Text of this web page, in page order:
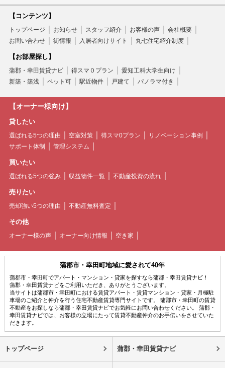
【コンテンツ】
トップページ お知らせ スタッフ紹介 お客様の声
会社概要
お問い合わせ
街情報 入居者向けサイト 丸七住宅紹介制度
【お部屋探し】
蒲郡・幸田賃貸ナビ 得スマ０プラン
愛知工科大学生向け
新築・築浅
ペット可 駅近物件 戸建て パノラマ付き
【オーナー様向け】
貸したい
選ばれる5つの理由 空室対策 得スマ0プラン
リノベーション事例
サポート体制
管理システム
買いたい
選ばれる5つの強み 収益物件一覧 不動産投資の流れ
売りたい
売却強い5つの理由 不動産無料査定
その他
オーナー様の声 オーナー向け情報 空き家
蒲郡市・幸田町地域に愛されて40年
蒲郡市・幸田町でアパート・マンション・貸家を探すなら蒲郡・幸田賃貸ナビ！
蒲郡・幸田賃貸ナビをご利用いただき、ありがとうございます。
当サイトは蒲郡市・幸田町における賃貸アパート・賃貸マンション・貸家・月極駐
車場のご紹介と仲介を行う住宅不動産賃貸専門サイトです。 蒲郡市・幸田町の賃貸
不動産をお探しなら蒲郡・幸田賃貸ナビでお気軽にお問い合わせください。 蒲郡・
幸田賃貸ナビでは、お客様の立場にたって賃貸不動産仲介のお手伝いをさせていた
だきます。
トップページ 蒲郡・幸田賃貸ナビ